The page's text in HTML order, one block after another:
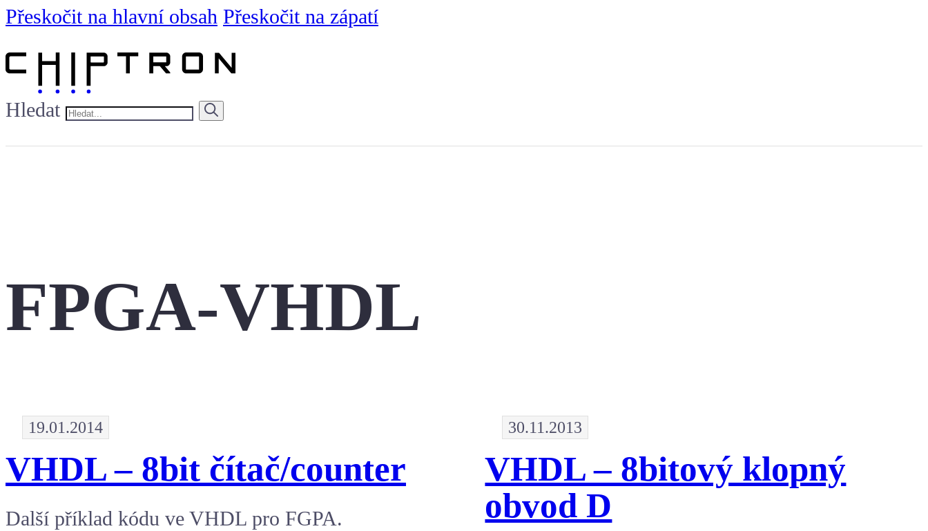
Přeskočit na hlavní obsah Přeskočit na zápatí
Hledat
FPGA-VHDL
19.01.2014
VHDL – 8bit čítač/counter
Další příklad kódu ve VHDL pro FGPA.
30.11.2013
VHDL – 8bitový klopný
obvod D